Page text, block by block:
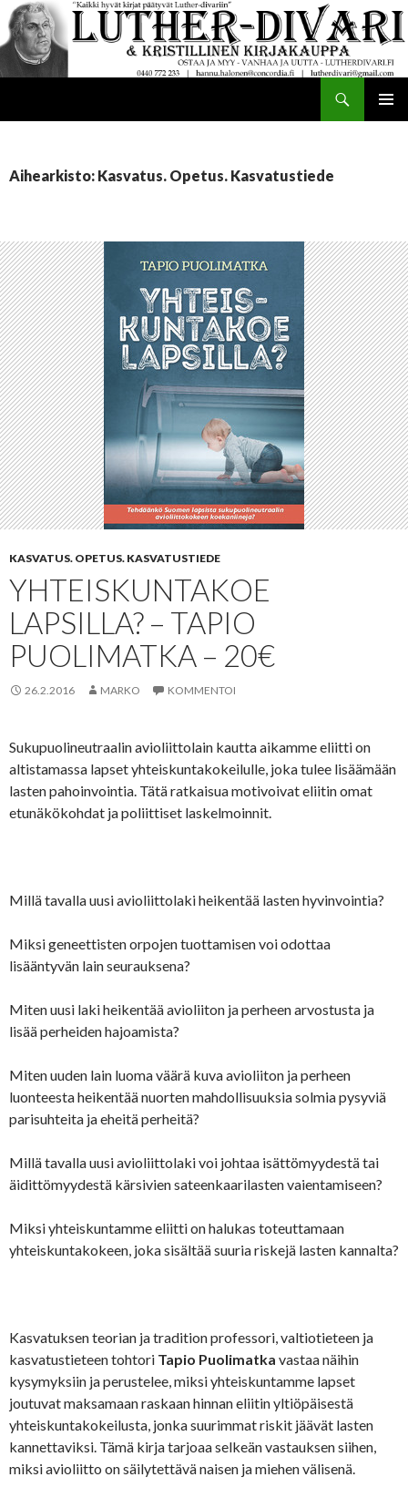
Aihearkisto: Kasvatus. Opetus. Kasvatustiede
KASVATUS. OPETUS. KASVATUSTIEDE
YHTEISKUNTAKOE
LAPSILLA? – TAPIO
PUOLIMATKA – 20€
26.2.2016 MARKO KOMMENTOI
Sukupuolineutraalin avioliittolain kautta aikamme eliitti on
altistamassa lapset yhteiskuntakokeilulle, joka tulee lisäämään
lasten pahoinvointia. Tätä ratkaisua motivoivat eliitin omat
etunäkökohdat ja poliittiset laskelmoinnit.
Millä tavalla uusi avioliittolaki heikentää lasten hyvinvointia?
Miksi geneettisten orpojen tuottamisen voi odottaa
lisääntyvän lain seurauksena?
Miten uusi laki heikentää avioliiton ja perheen arvostusta ja
lisää perheiden hajoamista?
Miten uuden lain luoma väärä kuva avioliiton ja perheen
luonteesta heikentää nuorten mahdollisuuksia solmia pysyviä
parisuhteita ja eheitä perheitä?
Millä tavalla uusi avioliittolaki voi johtaa isättömyydestä tai
äidittömyydestä kärsivien sateenkaarilasten vaientamiseen?
Miksi yhteiskuntamme eliitti on halukas toteuttamaan
yhteiskuntakokeen, joka sisältää suuria riskejä lasten kannalta?
Kasvatuksen teorian ja tradition professori, valtiotieteen ja
kasvatustieteen tohtori Tapio Puolimatka vastaa näihin
kysymyksiin ja perustelee, miksi yhteiskuntamme lapset
joutuvat maksamaan raskaan hinnan eliitin yltiöpäisestä
yhteiskuntakokeilusta, jonka suurimmat riskit jäävät lasten
kannettaviksi. Tämä kirja tarjoaa selkeän vastauksen siihen,
miksi avioliitto on säilytettävä naisen ja miehen välisenä.